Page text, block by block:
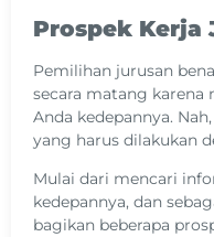
Prospek Kerja
Pemilihan jurusan
secara matang karena
Anda kedepannya.
yang harus dilakukan
Mulai dari mencari
kedepannya, dan
bagikan beberapa